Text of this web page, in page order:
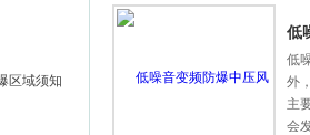
区域须知
低
低
外
主
会